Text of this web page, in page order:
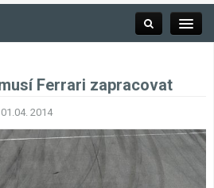
Ferrari zapracovat
01.04. 2014